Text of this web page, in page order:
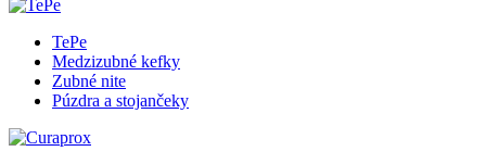
TePe
Medzizubné kefky
Zubné nite
Púzdra a stojančeky